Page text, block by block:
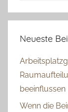
Neueste
beeinflussen
Wenn die